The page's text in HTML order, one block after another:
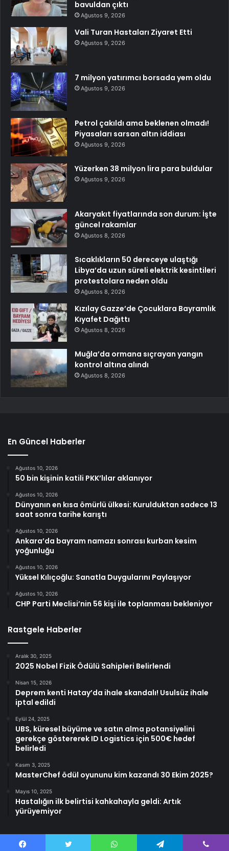
bavuldan çıktı
Ağustos 9, 2026
Vali Turan Hastaları Ziyaret Etti
Ağustos 9, 2026
7 milyon yatırımcı borsada yem oldu
Ağustos 9, 2026
Petrol çakıldı ama beklenen olmadı!
Piyasaları sarsan altın iddiası
Ağustos 9, 2026
Yüzerken 38 milyon lira para buldular
Ağustos 9, 2026
Akaryakıt fiyatlarında son durum: İşte
güncel rakamlar
Ağustos 8, 2026
Sıcaklıkların 50 dereceye ulaştığı
Libya’da uzun süreli elektrik kesintileri
protestolara neden oldu
Ağustos 8, 2026
Kızılay Gazze’de Çocuklara Bayramlık
Kıyafet Dağıttı
Ağustos 8, 2026
Muğla’da ormana sıçrayan yangın
kontrol altına alındı
Ağustos 8, 2026
En Güncel Haberler
Ağustos 10, 2026
50 bin kişinin katili PKK’lılar aklanıyor
Ağustos 10, 2026
Dünyanın en kısa ömürlü ülkesi: Kurulduktan sadece 13
saat sonra tarihe karıştı
Ağustos 10, 2026
Ankara’da bayram namazı sonrası kurban kesim
yoğunluğu
Ağustos 10, 2026
Yüksel Kılıçoğlu: Sanatla Duygularını Paylaşıyor
Ağustos 10, 2026
CHP Parti Meclisi’nin 56 kişi ile toplanması bekleniyor
Rastgele Haberler
Aralık 30, 2025
2025 Nobel Fizik Ödülü Sahipleri Belirlendi
Nisan 15, 2026
Deprem kenti Hatay’da ihale skandalı! Usulsüz ihale
iptal edildi
Eylül 24, 2025
UBS, küresel büyüme ve satın alma potansiyelini
gerekçe göstererek ID Logistics için 500€ hedef
belirledi
Kasım 3, 2025
MasterChef ödül oyununu kim kazandı 30 Ekim 2025?
Mayıs 10, 2025
Hastalığın ilk belirtisi kahkahayla geldi: Artık
yürüyemiyor